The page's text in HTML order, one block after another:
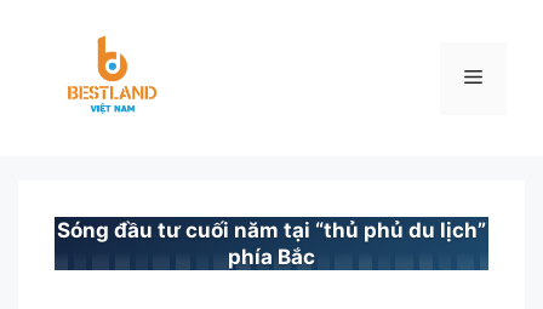
Menu
BESTLAND.VN•TIN TỨC
Sóng đầu tư cuối năm tại “thủ phủ du lịch”
phía Bắc